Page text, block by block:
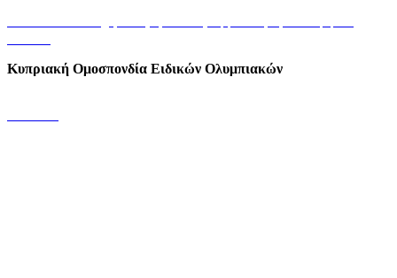
Κυπριακή Ομοσπονδία Ειδικών Ολυμπιακών